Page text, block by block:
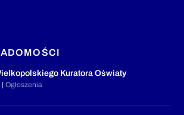
Kuratora Oświaty
|Ogłoszenia